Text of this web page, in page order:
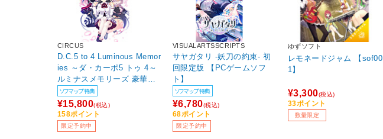
CIRCUS
D.C.5 to 4 Luminous Memor
ies ～ダ・カーポ5 トゥ 4～
ルミナスメモリーズ 豪華限
定版 【PCゲームソフト】
ソフマップ特典
¥15,800(税込)
158ポイント
限定予約中
VISUALARTSSCRIPTS
サヤガタリ -妖刀の約束- 初
回限定版 【PCゲームソフ
ト】
ソフマップ特典
¥6,780(税込)
68ポイント
限定予約中
ゆずソフト
レモネードジャム 【sof00
1】
¥3,300(税込)
33ポイント
数量限定